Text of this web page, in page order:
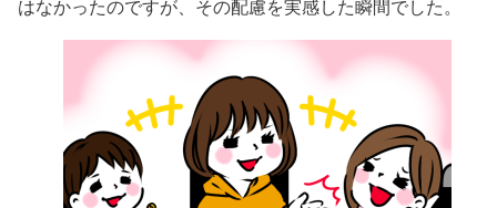
はなかったのですが、その配慮を実感した瞬間でした。